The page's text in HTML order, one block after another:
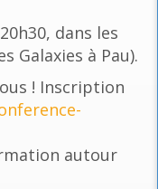
dans les
Galaxies à Pau).
! Inscription
autour